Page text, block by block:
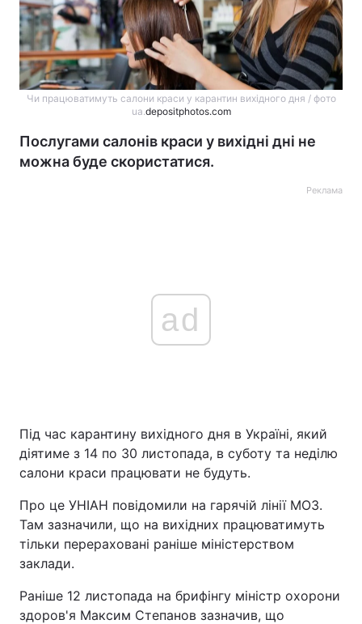
Чи працюватимуть салони краси у карантин вихідного дня / фото
ua.depositphotos.com
Послугами салонів краси у вихідні дні не
можна буде скористатися.
Реклама
ad
Під час карантину вихідного дня в Україні, який
діятиме з 14 по 30 листопада, в суботу та неділю
салони краси працювати не будуть.
Про це УНІАН повідомили на гарячій лінії МОЗ.
Там зазначили, що на вихідних працюватимуть
тільки перераховані раніше міністерством
заклади.
Раніше 12 листопада на брифінгу міністр охорони
здоров'я Максим Степанов зазначив, що